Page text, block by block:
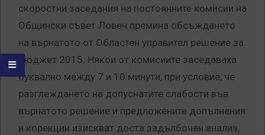
скоростни заседания на постоянните комисии на
Общински съвет Ловеч премина обсъждането
на върнатото от Областен управител решение за
Бюджет 2015. Някои от комисиите заседаваха
буквално между 7 и 10 минути, при условие, че
разглеждането на допуснатите слабости във
върнатото решение и предложените допълнения
и корекции изискват доста задълбочен анализ,